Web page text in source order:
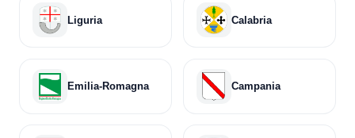
Liguria Calabria
Emilia-Romagna Campania